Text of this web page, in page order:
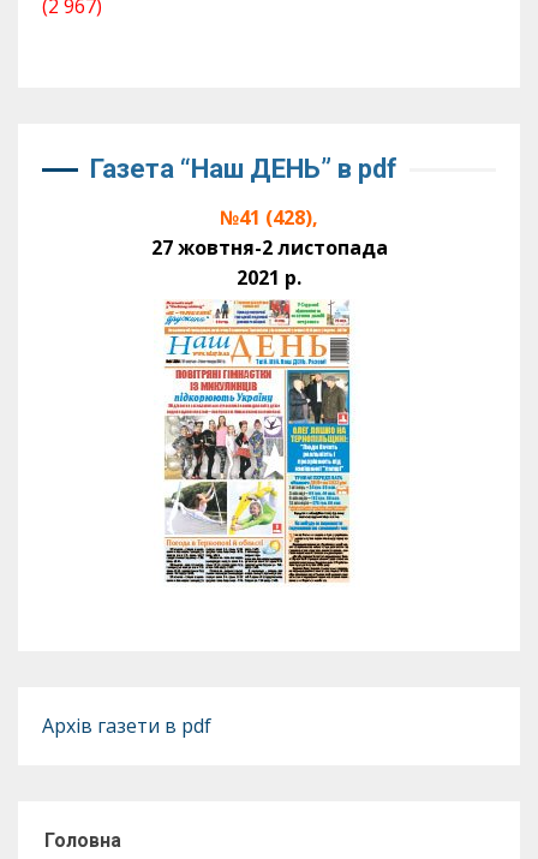
(2 967)
Газета “Наш ДЕНЬ” в pdf
№41 (428),
27 жовтня-2 листопада
2021 р.
Архів газети в pdf
Головна